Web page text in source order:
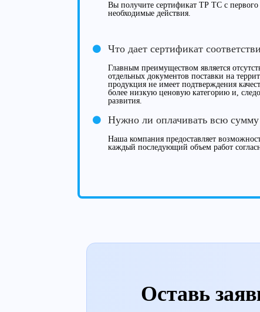
Вы получите сертификат ТР ТС с первого
необходимые действия.
Что дает сертификат
Главным преимуществом является
отдельных документов поставки на
продукция не имеет подтверждения
более низкую ценовую категорию и,
развития.
Нужно ли оплачивать всю сумму
Наша компания предоставляет
каждый последующий объем работ
Оставь